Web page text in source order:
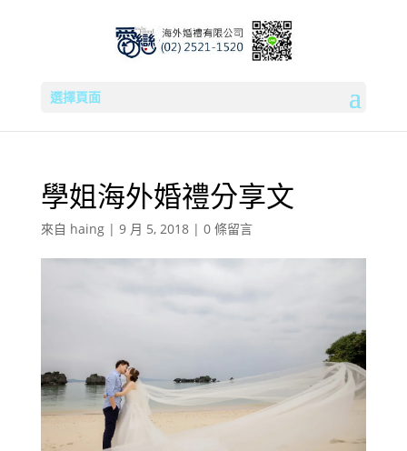
選擇頁面
學姐海外婚禮分享文
來自 haing| 9 月 5, 2018| 0 條留言